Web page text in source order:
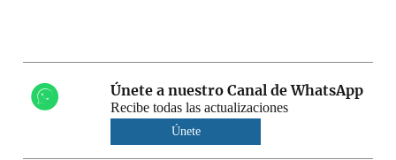
Únete a nuestro Canal de WhatsApp
Recibe todas las actualizaciones
Únete